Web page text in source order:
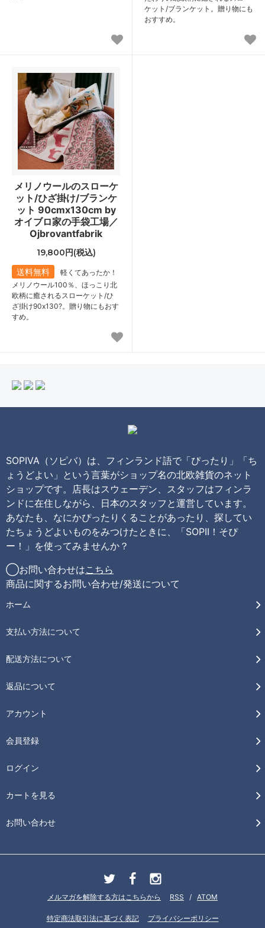
ケット/ブランケット。贈り物にも
おすすめ。
メリノウールのスローケ
ット/ひざ掛け/ブランケ
ット 90cmx130cm by
オイブロ家の手袋工場／
Ojbrovantfabrik
19,800円(税込)
送料無料
軽くてあったか！
メリノウール100％、ほっこり北
欧柄に癒されるスローケット/ひ
ざ掛け90x130?。贈り物にもおす
すめ。
SOPIVA（ソピバ）は、フィンランド語で「ぴったり」「ち
ょうどよい」という言葉がショップ名の北欧雑貨のネット
ショップです。店長はスウェーデン、スタッフはフィンラ
ンドに在住しながら、日本のスタッフと運営しています。
あなたも、なにかぴったりくることがあったり、探してい
たちょうどよいものをみつけたときに、「SOPII！そぴ
ー！」を使ってみませんか？
◯お問い合わせはこちら
商品に関するお問い合わせ/発送について
ホーム
支払い方法について
配送方法について
返品について
アカウント
会員登録
ログイン
カートを見る
お問い合わせ
メルマガを解除する方はこちらから RSS / ATOM
特定商法取引法に基づく表記 プライバシーポリシー